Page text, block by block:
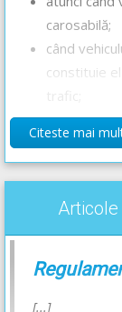
carosabilă;
când
constituie
atunci când
Conducătorii de
și în cazul în
Răspunsul
Citeste mai
[...]